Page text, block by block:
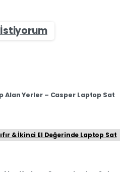
Yerler – Casper Laptop Sat
& İkinci El Değerinde Laptop Sat